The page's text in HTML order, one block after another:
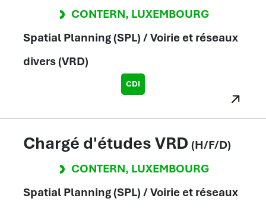
CONTERN, LUXEMBOURG
Spatial Planning (SPL) / Voirie et réseaux
divers (VRD)
CDI
Chargé d'études VRD (H/F/D)
CONTERN, LUXEMBOURG
Spatial Planning (SPL) / Voirie et réseaux